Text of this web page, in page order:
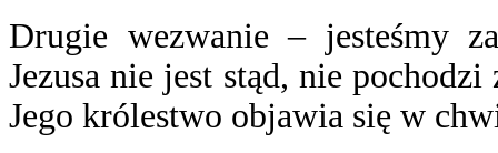
Drugie wezwanie – jesteśmy
Jezusa nie jest stąd, nie
Jego królestwo objawia się w